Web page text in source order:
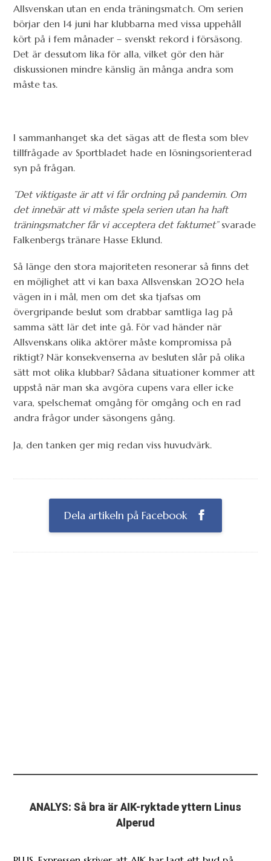
Allsvenskan utan en enda träningsmatch. Om serien
börjar den 14 juni har klubbarna med vissa uppehåll
kört på i fem månader – svenskt rekord i försäsong.
Det är dessutom lika för alla, vilket gör den här
diskussionen mindre känslig än många andra som
måste tas.
I sammanhanget ska det sägas att de flesta som blev
tillfrågade av Sportbladet hade en lösningsorienterad
syn på frågan.
”Det viktigaste är att vi får ordning på pandemin. Om
det innebär att vi måste spela serien utan ha haft
träningsmatcher får vi acceptera det faktumet”svarade
Falkenbergs tränare Hasse Eklund.
Så länge den stora majoriteten resonerar så finns det
en möjlighet att vi kan baxa Allsvenskan 2020 hela
vägen in i mål, men om det ska tjafsas om
övergripande beslut som drabbar samtliga lag på
samma sätt lär det inte gå. För vad händer när
Allsvenskans olika aktörer måste kompromissa på
riktigt? När konsekvenserna av besluten slår på olika
sätt mot olika klubbar? Sådana situationer kommer att
uppstå när man ska avgöra cupens vara eller icke
vara, spelschemat omgång för omgång och en rad
andra frågor under säsongens gång.
Ja, den tanken ger mig redan viss huvudvärk.
Dela artikeln på Facebook
ANALYS: Så bra är AIK-ryktade yttern Linus
PLUS. Expressen skriver att AIK har lagt ett bud på